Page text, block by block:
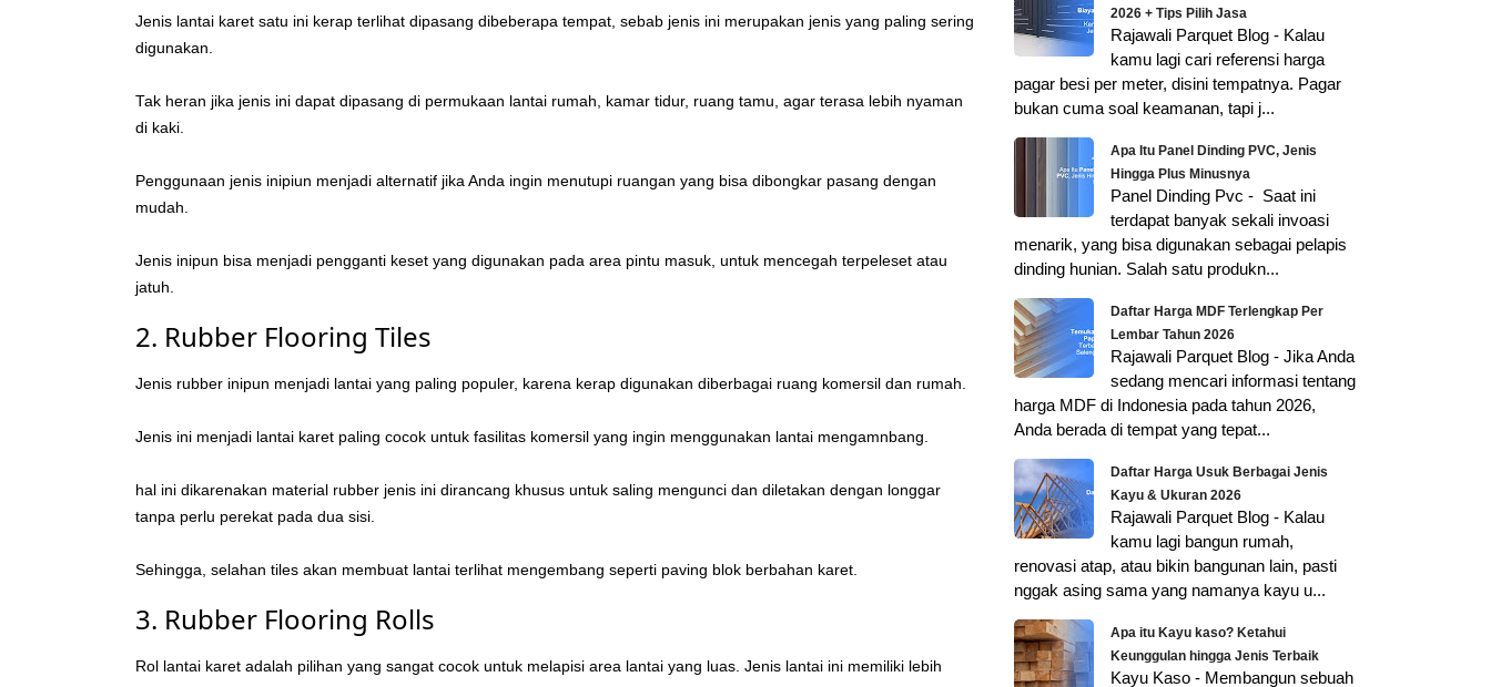
Jenis lantai karet satu ini kerap terlihat dipasang dibeberapa tempat, sebab jenis ini merupakan jenis yang paling sering
digunakan.
Tak heran jika jenis ini dapat dipasang di permukaan lantai rumah, kamar tidur, ruang tamu, agar terasa lebih nyaman
di kaki.
Penggunaan jenis inipiun menjadi alternatif jika Anda ingin menutupi ruangan yang bisa dibongkar pasang dengan
mudah.
Jenis inipun bisa menjadi pengganti keset yang digunakan pada area pintu masuk, untuk mencegah terpeleset atau
jatuh.
2. Rubber Flooring Tiles
Jenis rubber inipun menjadi lantai yang paling populer, karena kerap digunakan diberbagai ruang komersil dan rumah.
Jenis ini menjadi lantai karet paling cocok untuk fasilitas komersil yang ingin menggunakan lantai mengamnbang.
hal ini dikarenakan material rubber jenis ini dirancang khusus untuk saling mengunci dan diletakan dengan longgar
tanpa perlu perekat pada dua sisi.
Sehingga, selahan tiles akan membuat lantai terlihat mengembang seperti paving blok berbahan karet.
3. Rubber Flooring Rolls
Rol lantai karet adalah pilihan yang sangat cocok untuk melapisi area lantai yang luas. Jenis lantai ini memiliki lebih
2026 + Tips Pilih Jasa
Rajawali Parquet Blog - Kalau
kamu lagi cari referensi harga
pagar besi per meter, disini tempatnya. Pagar
bukan cuma soal keamanan, tapi j...
Apa Itu Panel Dinding PVC, Jenis
Hingga Plus Minusnya
Panel Dinding Pvc - Saat ini
terdapat banyak sekali invoasi
menarik, yang bisa digunakan sebagai pelapis
dinding hunian. Salah satu produkn...
Daftar Harga MDF Terlengkap Per
Lembar Tahun 2026
Rajawali Parquet Blog - Jika Anda
sedang mencari informasi tentang
harga MDF di Indonesia pada tahun 2026,
Anda berada di tempat yang tepat...
Daftar Harga Usuk Berbagai Jenis
Kayu & Ukuran 2026
Rajawali Parquet Blog - Kalau
kamu lagi bangun rumah,
renovasi atap, atau bikin bangunan lain, pasti
nggak asing sama yang namanya kayu u...
Apa itu Kayu kaso? Ketahui
Keunggulan hingga Jenis Terbaik
Kayu Kaso - Membangun sebuah